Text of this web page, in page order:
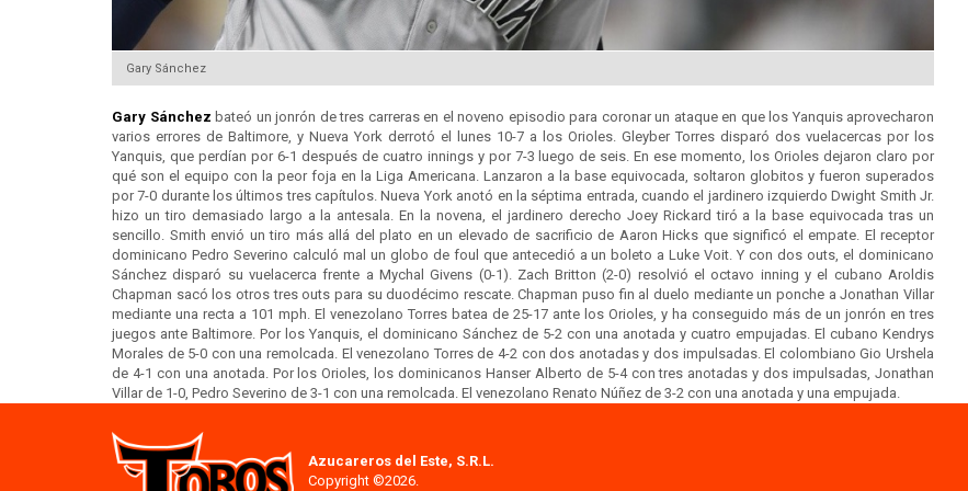
Gary Sánchez
Gary Sánchez bateó un jonrón de tres carreras en el noveno episodio para coronar un ataque en que los Yanquis aprovecharon
varios errores de Baltimore, y Nueva York derrotó el lunes 10-7 a los Orioles. Gleyber Torres disparó dos vuelacercas por los
Yanquis, que perdían por 6-1 después de cuatro innings y por 7-3 luego de seis. En ese momento, los Orioles dejaron claro por
qué son el equipo con la peor foja en la Liga Americana. Lanzaron a la base equivocada, soltaron globitos y fueron superados
por 7-0 durante los últimos tres capítulos. Nueva York anotó en la séptima entrada, cuando el jardinero izquierdo Dwight Smith Jr.
hizo un tiro demasiado largo a la antesala. En la novena, el jardinero derecho Joey Rickard tiró a la base equivocada tras un
sencillo. Smith envió un tiro más allá del plato en un elevado de sacrificio de Aaron Hicks que significó el empate. El receptor
dominicano Pedro Severino calculó mal un globo de foul que antecedió a un boleto a Luke Voit. Y con dos outs, el dominicano
Sánchez disparó su vuelacerca frente a Mychal Givens (0-1). Zach Britton (2-0) resolvió el octavo inning y el cubano Aroldis
Chapman sacó los otros tres outs para su duodécimo rescate. Chapman puso fin al duelo mediante un ponche a Jonathan Villar
mediante una recta a 101 mph. El venezolano Torres batea de 25-17 ante los Orioles, y ha conseguido más de un jonrón en tres
juegos ante Baltimore. Por los Yanquis, el dominicano Sánchez de 5-2 con una anotada y cuatro empujadas. El cubano Kendrys
Morales de 5-0 con una remolcada. El venezolano Torres de 4-2 con dos anotadas y dos impulsadas. El colombiano Gio Urshela
de 4-1 con una anotada. Por los Orioles, los dominicanos Hanser Alberto de 5-4 con tres anotadas y dos impulsadas, Jonathan
Villar de 1-0, Pedro Severino de 3-1 con una remolcada. El venezolano Renato Núñez de 3-2 con una anotada y una empujada.
Azucareros del Este, S.R.L.
Copyright ©2026.